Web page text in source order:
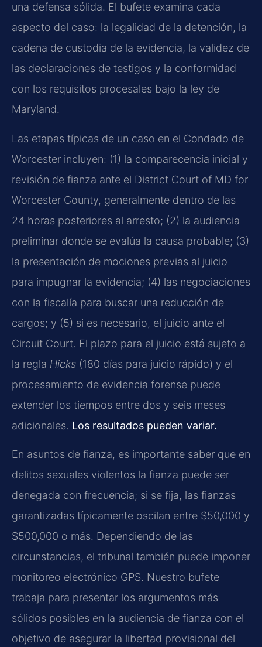
una defensa sólida. El bufete examina cada
aspecto del caso: la legalidad de la detención, la
cadena de custodia de la evidencia, la validez de
las declaraciones de testigos y la conformidad
con los requisitos procesales bajo la ley de
Maryland.
Las etapas típicas de un caso en el Condado de
Worcester incluyen: (1) la comparecencia inicial y
revisión de fianza ante el District Court of MD for
Worcester County, generalmente dentro de las
24 horas posteriores al arresto; (2) la audiencia
preliminar donde se evalúa la causa probable; (3)
la presentación de mociones previas al juicio
para impugnar la evidencia; (4) las negociaciones
con la fiscalía para buscar una reducción de
cargos; y (5) si es necesario, el juicio ante el
Circuit Court. El plazo para el juicio está sujeto a
la regla Hicks (180 días para juicio rápido) y el
procesamiento de evidencia forense puede
extender los tiempos entre dos y seis meses
adicionales. Los resultados pueden variar.
En asuntos de fianza, es importante saber que en
delitos sexuales violentos la fianza puede ser
denegada con frecuencia; si se fija, las fianzas
garantizadas típicamente oscilan entre $50,000 y
$500,000 o más. Dependiendo de las
circunstancias, el tribunal también puede imponer
monitoreo electrónico GPS. Nuestro bufete
trabaja para presentar los argumentos más
sólidos posibles en la audiencia de fianza con el
objetivo de asegurar la libertad provisional del